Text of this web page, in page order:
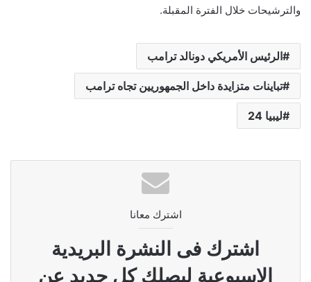
والترشيحات خلال الفترة المقبلة.
الرئيس الأمريكي دونالد ترامب
تباينات متزايدة داخل الجمهوريين تجاه ترامب
ليبيا 24
اشترك معانا
اشترك فى النشرة البريدية
الاسبوعية ليصلك كل جديد عن